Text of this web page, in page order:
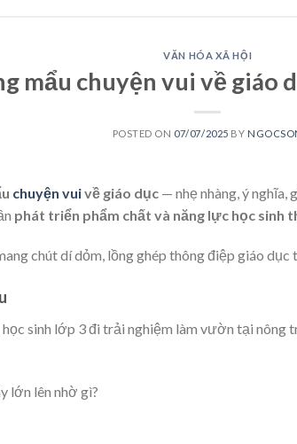
VĂN HÓA XÃ HỘI
mẩu chuyện vui về giáo
POSTED ON 07/07/2025 BY
chuyện vuivề giáo dục — nhẹ nhàng, ý
phát triển phẩm chất và năng lực học sinh
chút dí dỏm, lồng ghép thông điệp giáo dục
học sinh lớp 3 đi trải nghiệm làm vườn tại nông
lớn lên nhờ gì?